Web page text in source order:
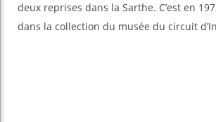
deux reprises dans la Sarthe. C’est en
dans la collection du musée du circuit